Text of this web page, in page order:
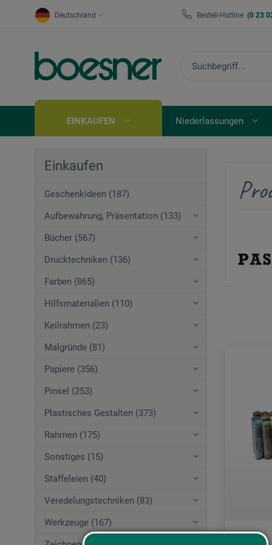
Deutschland Bestell-Hotline (0 23
EINKAUFEN Niederlassungen
Einkaufen
Geschenkideen (187)
Aufbewahrung, Präsentation (133)
Bücher (567)
Drucktechniken (136)
Farben (865)
Hilfsmaterialien (110)
Keilrahmen (23)
Malgründe (81)
Papiere (356)
Pinsel (253)
Plastisches Gestalten (373)
Rahmen (175)
Sonstiges (15)
Staffeleien (40)
Veredelungstechniken (83)
Werkzeuge (167)